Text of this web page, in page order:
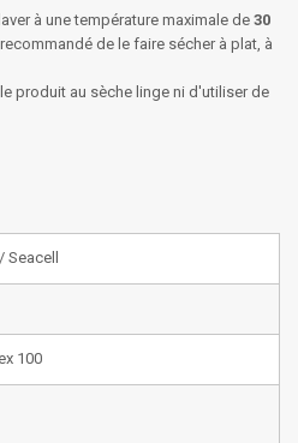
à une température maximale de 30
de le faire sécher à plat, à
produit au sèche linge ni d'utiliser de
Seacell
100